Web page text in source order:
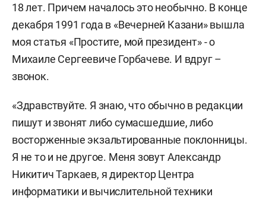
18 лет. Причем началось это необычно. В конце
декабря 1991 года в «Вечерней Казани» вышла
моя статья «Простите, мой президент» - о
Михаиле Сергеевиче Горбачеве. И вдруг –
звонок.
«Здравствуйте. Я знаю, что обычно в редакции
пишут и звонят либо сумасшедшие, либо
восторженные экзальтированные поклонницы.
Я не то и не другое. Меня зовут Александр
Никитич Таркаев, я директор Центра
информатики и вычислительной техники